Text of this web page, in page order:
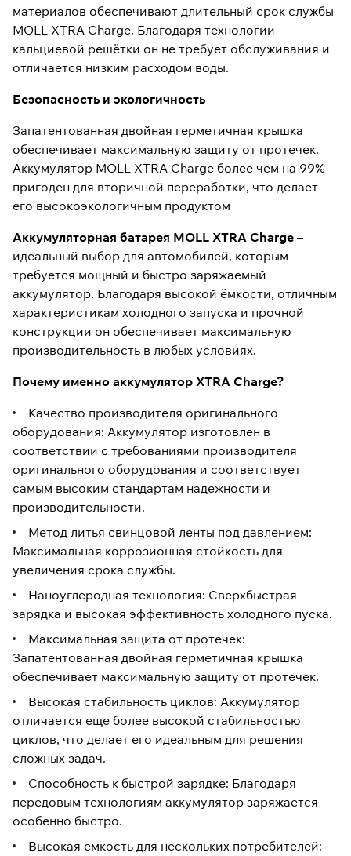
материалов обеспечивают длительный срок службы
MOLL XTRA Charge. Благодаря технологии
кальциевой решётки он не требует обслуживания и
отличается низким расходом воды.
Безопасность и экологичность
Запатентованная двойная герметичная крышка
обеспечивает максимальную защиту от протечек.
Аккумулятор MOLL XTRA Charge более чем на 99%
пригоден для вторичной переработки, что делает
его высокоэкологичным продуктом
Аккумуляторная батарея MOLL XTRA Charge –
идеальный выбор для автомобилей, которым
требуется мощный и быстро заряжаемый
аккумулятор. Благодаря высокой ёмкости, отличным
характеристикам холодного запуска и прочной
конструкции он обеспечивает максимальную
производительность в любых условиях.
Почему именно аккумулятор XTRA Charge?
Качество производителя оригинального
оборудования: Аккумулятор изготовлен в
соответствии с требованиями производителя
оригинального оборудования и соответствует
самым высоким стандартам надежности и
производительности.
Метод литья свинцовой ленты под давлением:
Максимальная коррозионная стойкость для
увеличения срока службы.
Наноуглеродная технология: Сверхбыстрая
зарядка и высокая эффективность холодного пуска.
Максимальная защита от протечек:
Запатентованная двойная герметичная крышка
обеспечивает максимальную защиту от протечек.
Высокая стабильность циклов: Аккумулятор
отличается еще более высокой стабильностью
циклов, что делает его идеальным для решения
сложных задач.
Способность к быстрой зарядке: Благодаря
передовым технологиям аккумулятор заряжается
особенно быстро.
Высокая емкость для нескольких потребителей: